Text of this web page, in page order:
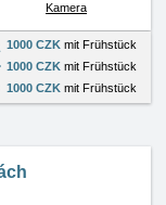
Kamera
1000 CZK mit Frühstück
1000 CZK mit Frühstück
1000 CZK mit Frühstück